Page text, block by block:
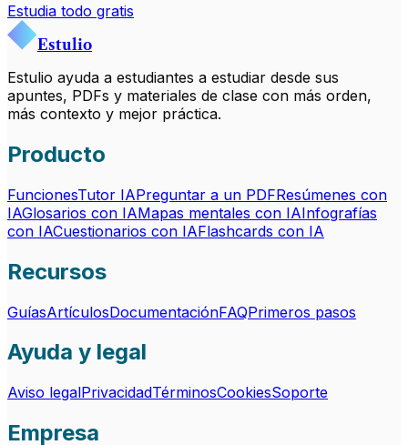
Estudia todo gratis
Estulio
Estulio ayuda a estudiantes a estudiar desde sus
apuntes, PDFs y materiales de clase con más orden,
más contexto y mejor práctica.
Producto
FuncionesTutor IAPreguntar a un PDFResúmenes con
IAGlosarios con IAMapas mentales con IAInfografías
con IACuestionarios con IAFlashcards con IA
Recursos
GuíasArtículosDocumentaciónFAQPrimeros pasos
Ayuda y legal
Aviso legalPrivacidadTérminosCookiesSoporte
Empresa